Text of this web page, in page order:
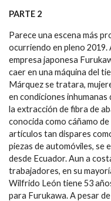
PARTE 2
Parece una escena más
ocurriendo en pleno 2019.
empresa japonesa
caer en una máquina del
Márquez se tratara,
en condiciones inhumanas
la extracción de fibra de
conocida como cáñamo
artículos tan dispares
piezas de automóviles, se
desde Ecuador. Aun a
trabajadores, en su
Wilfrido León tiene 53
para Furukawa. A pesar